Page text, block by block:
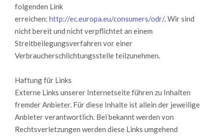
folgenden Link
erreichen: http://ec.europa.eu/consumers/odr/. Wir sind
nicht bereit und nicht verpflichtet an einem
Streitbeilegungsverfahren vor einer
Verbraucherschlichtungsstelle teilzunehmen.
Haftung für Links
Externe Links unserer Internetseite führen zu Inhalten
fremder Anbieter. Für diese Inhalte ist allein der jeweilige
Anbieter verantwortlich. Bei bekannt werden von
Rechtsverletzungen werden diese Links umgehend